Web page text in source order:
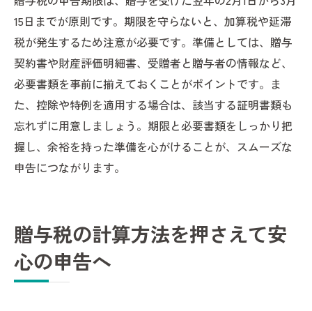
15日までが原則です。期限を守らないと、加算税や延滞
税が発生するため注意が必要です。準備としては、贈与
契約書や財産評価明細書、受贈者と贈与者の情報など、
必要書類を事前に揃えておくことがポイントです。ま
た、控除や特例を適用する場合は、該当する証明書類も
忘れずに用意しましょう。期限と必要書類をしっかり把
握し、余裕を持った準備を心がけることが、スムーズな
申告につながります。
贈与税の計算方法を押さえて安
心の申告へ